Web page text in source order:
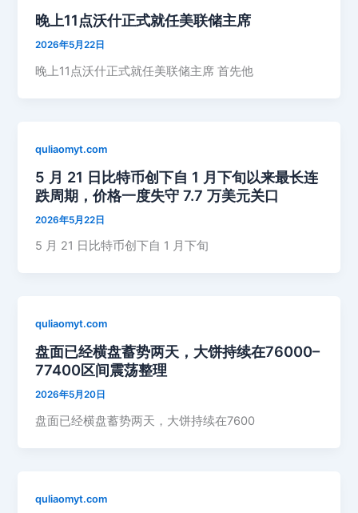
晚上11点沃什正式就任美联储主席
2026年5月22日
晚上11点沃什正式就任美联储主席 首先他
quliaomyt.com
5 月 21 日比特币创下自 1 月下旬以来最长连
跌周期，价格一度失守 7.7 万美元关口
2026年5月22日
5 月 21 日比特币创下自 1 月下旬
quliaomyt.com
盘面已经横盘蓄势两天，大饼持续在76000–
77400区间震荡整理
2026年5月20日
盘面已经横盘蓄势两天，大饼持续在7600
quliaomyt.com